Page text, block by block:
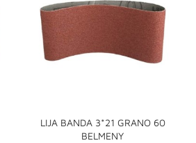
LIJA BANDA 3*21 GRANO 60
BELMENY
